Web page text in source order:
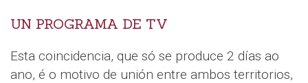
UN PROGRAMA DE TV
Esta coincidencia, que só se produce 2 días ao
ano, é o motivo de unión entre ambos territorios,